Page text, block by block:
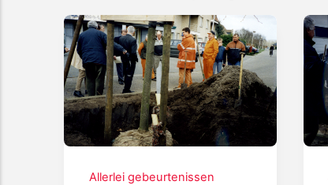
Allerlei gebeurtenissen